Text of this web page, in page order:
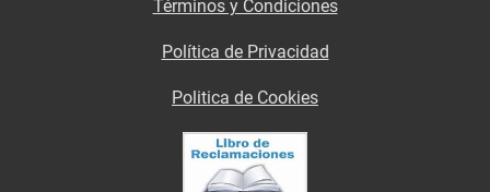
Términos y Condiciones
Política de Privacidad
Politica de Cookies